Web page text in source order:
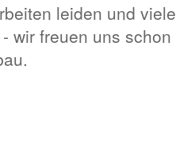
leiden und viele
wir freuen uns schon